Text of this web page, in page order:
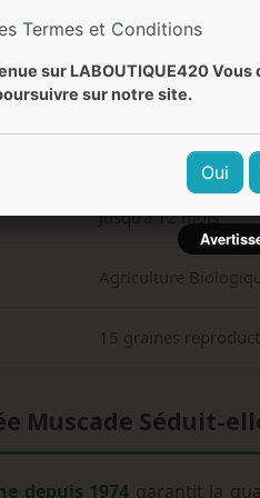
25 à 50 cm de
1,20 m sur rang, 2 m
Jusqu'à 12 mois
Agriculture
15 graines
Muscade Séduit-
depuis 1974 garantit la
Termes et Conditions
sur LABOUTIQUE420
sur notre site.
Oui